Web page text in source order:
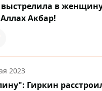
в
Акбар!
2023
Гиркин